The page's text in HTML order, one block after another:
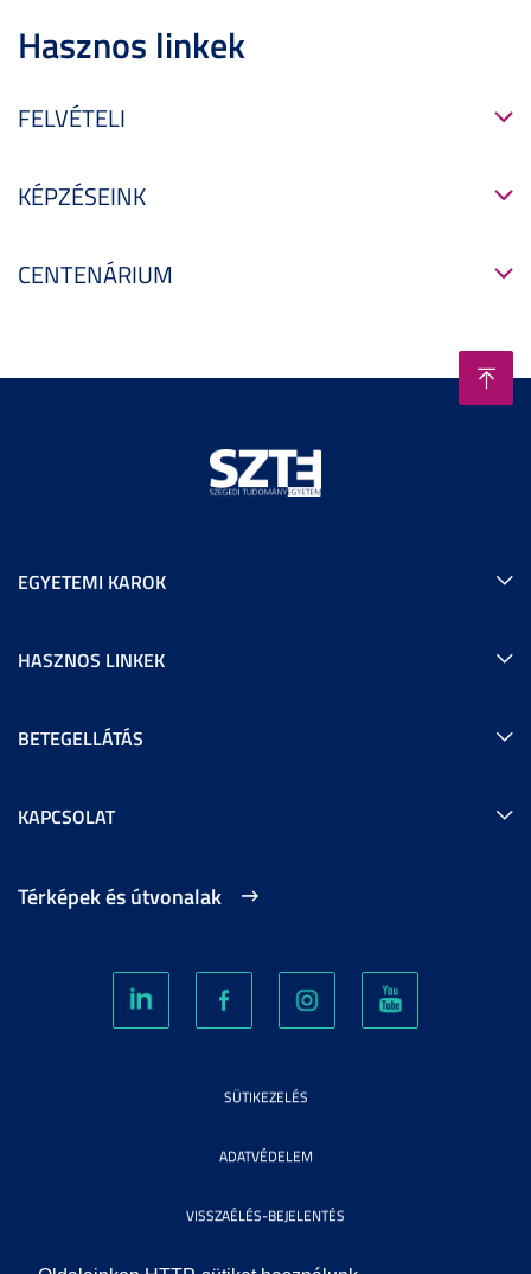
Hasznos linkek
FELVÉTELI
KÉPZÉSEINK
CENTENÁRIUM
EGYETEMI KAROK
HASZNOS LINKEK
BETEGELLÁTÁS
KAPCSOLAT
Térképek és útvonalak
SÜTIKEZELÉS
ADATVÉDELEM
VISSZAÉLÉS-BEJELENTÉS